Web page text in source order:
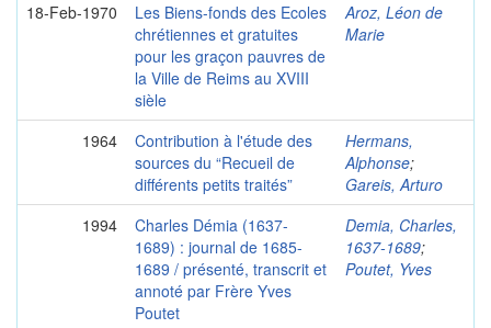
18-Feb-1970
Les Biens-fonds des Ecoles
chrétiennes et gratuites
pour les graçon pauvres de
la Ville de Reims au XVIII
sièle
Aroz, Léon de
Marie
1964
Contribution à l'étude des
sources du “Recueil de
différents petits traités”
Hermans,
Alphonse;
Gareis, Arturo
1994
Charles Démia (1637-
1689) : journal de 1685-
1689 / présenté, transcrit et
annoté par Frère Yves
Poutet
Demia, Charles,
1637-1689;
Poutet, Yves